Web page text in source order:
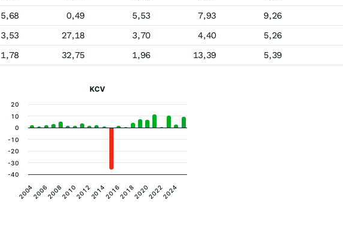
5,68 0,49 5,53 7,93
9,26
3,53 27,18 3,70 4,40
5,26
1,78 32,75 1,96 13,39 5,39
KCV
2004 2010 2016 2022
20062008 20122014 20182020 2024
-40
-30
-20
-10
0
10
20